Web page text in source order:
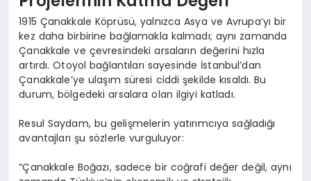
1915 Çanakkale Köprüsü, yalnızca Asya ve Avrupa’yı bir
kez daha birbirine bağlamakla kalmadı; aynı zamanda
Çanakkale ve çevresindeki arsaların değerini hızla
artırdı. Otoyol bağlantıları sayesinde İstanbul’dan
Çanakkale’ye ulaşım süresi ciddi şekilde kısaldı. Bu
durum, bölgedeki arsalara olan ilgiyi katladı.
Resul Saydam, bu gelişmelerin yatırımcıya sağladığı
avantajları şu sözlerle vurguluyor:
“Çanakkale Boğazı, sadece bir coğrafi değer değil, aynı